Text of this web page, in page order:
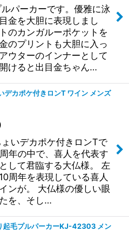
パーカーです。優雅に泳
金を大胆に表現しまし
のカンガルーポケットを
のプリントも大胆に入っ
ウターのインナーとして
けると出目金ちゃん…
デカポケ付きロンT ワイン メンズ
いデカポケ付きロンTで
年の中で、喜人を代表す
して君臨する大仏様。 左
周年を表現している喜人
ンが。 大仏様の優しい眼
を、そし…
毛プルパーカーKJ-42303 メン